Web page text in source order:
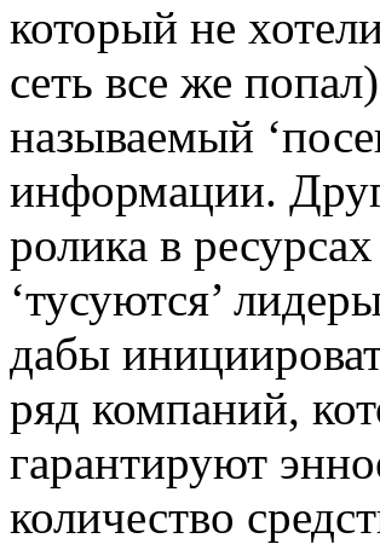
который не
сеть все же
называемый
информации.
ролика в
‘тусуются’
дабы
ряд компаний,
гарантируют
количество